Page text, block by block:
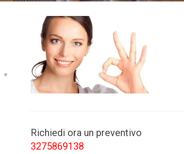
Richiedi ora un preventivo
3275869138